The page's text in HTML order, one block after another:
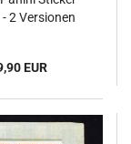
2 Versionen
EUR